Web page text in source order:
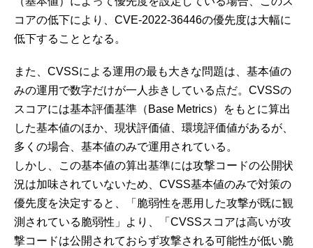
コアの低下により、CVE-2022-36446の優先度は大幅に
低下することとなる。
また、CVSSによる運用の最も大きな問題は、基本値の
みの運用で数字だけが一人歩きしている点だ。CVSSの
スコアには基本評価基準（Base Metrics）をもとに算出
した基本値のほか、現状評価値、環境評価値があるが、
多くの場合、基本値のみで運用されている。
しかし、この基本値の算出基準には攻撃コードの公開状
況は加味されていないため、CVSS基本値のみで対策の
優先度を決定すると、「脆弱性を悪用した攻撃が既に観
測されている脆弱性」より、「CVSSスコアは高いが攻
撃コードは公開されておらず攻撃される可能性が低い脆